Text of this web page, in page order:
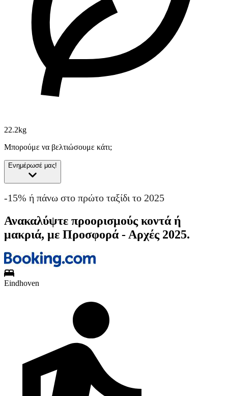
22.2kg
Μπορούμε να βελτιώσουμε κάτι;
Ενημέρωσέ μας!
-15% ή πάνω στο πρώτο ταξίδι το 2025
Ανακαλύψτε προορισμούς κοντά ή
μακριά, με Προσφορά - Αρχές 2025.
Eindhoven